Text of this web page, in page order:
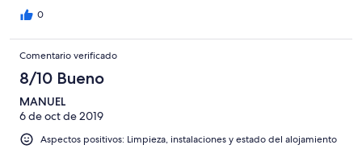
0
Comentario verificado
8/10 Bueno
MANUEL
6 de oct de 2019
Aspectos positivos: Limpieza, instalaciones y estado del alojamiento